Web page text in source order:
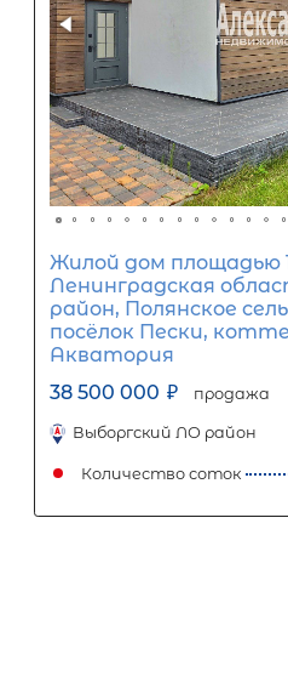
Жилой дом
Выборгский р-